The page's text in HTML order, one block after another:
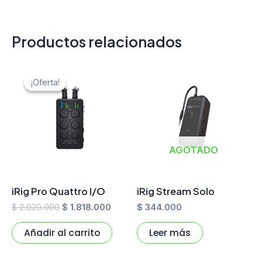
Productos relacionados
¡Oferta!
¡Oferta!
iRig Pro Quattro I/O
$2.020.000
original
era:
$ 2.020.000.
$ 1.818.000
Añadir al carrito
AGOTADO
iRig Stream Solo
$ 344.000
Leer más